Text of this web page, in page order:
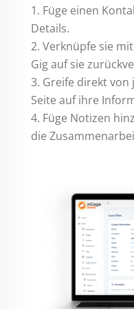
Füge einen
Details.
Verknüpfe sie
Gig auf sie
Greife direkt von
Seite auf ihre
Füge Notizen
die